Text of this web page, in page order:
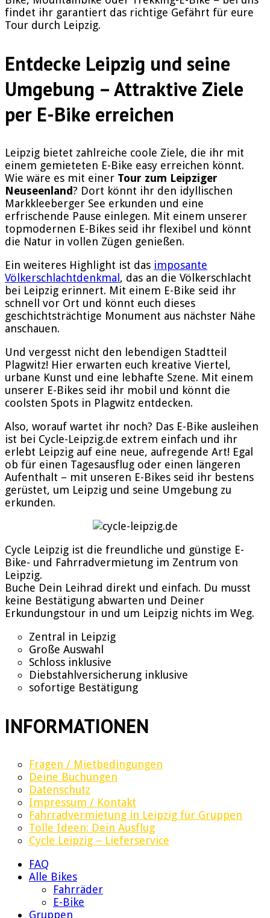
findet ihr garantiert das richtige Gefährt für eure
Tour durch Leipzig.
Entdecke Leipzig und seine
Umgebung – Attraktive Ziele
per E-Bike erreichen
Leipzig bietet zahlreiche coole Ziele, die ihr mit
einem gemieteten E-Bike easy erreichen könnt.
Wie wäre es mit einer Tour zum Leipziger
Neuseenland? Dort könnt ihr den idyllischen
Markkleeberger See erkunden und eine
erfrischende Pause einlegen. Mit einem unserer
topmodernen E-Bikes seid ihr flexibel und könnt
die Natur in vollen Zügen genießen.
Ein weiteres Highlight ist das imposante
Völkerschlachtdenkmal, das an die Völkerschlacht
bei Leipzig erinnert. Mit einem E-Bike seid ihr
schnell vor Ort und könnt euch dieses
geschichtsträchtige Monument aus nächster Nähe
anschauen.
Und vergesst nicht den lebendigen Stadtteil
Plagwitz! Hier erwarten euch kreative Viertel,
urbane Kunst und eine lebhafte Szene. Mit einem
unserer E-Bikes seid ihr mobil und könnt die
coolsten Spots in Plagwitz entdecken.
Also, worauf wartet ihr noch? Das E-Bike ausleihen
ist bei Cycle-Leipzig.de extrem einfach und ihr
erlebt Leipzig auf eine neue, aufregende Art! Egal
ob für einen Tagesausflug oder einen längeren
Aufenthalt – mit unseren E-Bikes seid ihr bestens
gerüstet, um Leipzig und seine Umgebung zu
erkunden.
Cycle Leipzig ist die freundliche und günstige E-
Bike- und Fahrradvermietung im Zentrum von
Leipzig.
Buche Dein Leihrad direkt und einfach. Du musst
keine Bestätigung abwarten und Deiner
Erkundungstour in und um Leipzig nichts im Weg.
Zentral in Leipzig
Große Auswahl
Schloss inklusive
Diebstahlversicherung inklusive
sofortige Bestätigung
INFORMATIONEN
Fragen / Mietbedingungen
Deine Buchungen
Datenschutz
Impressum / Kontakt
Fahrradvermietung in Leipzig für Gruppen
Tolle Ideen: Dein Ausflug
Cycle Leipzig – Lieferservice
FAQ
Alle Bikes
Fahrräder
E-Bike
Gruppen